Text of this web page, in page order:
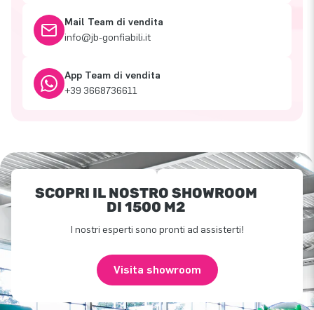
Mail Team di vendita
info@jb-gonfiabili.it
App Team di vendita
+39 3668736611
SCOPRI IL NOSTRO SHOWROOM
DI 1500 M2
I nostri esperti sono pronti ad assisterti!
Visita showroom